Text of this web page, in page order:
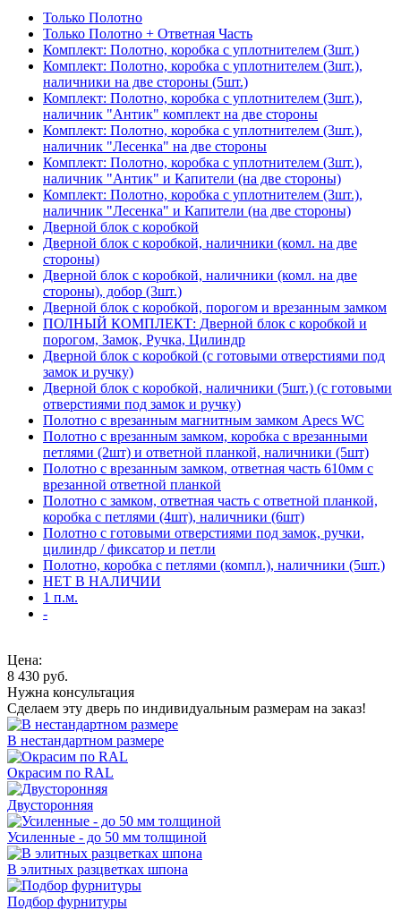
Только Полотно
Только Полотно + Ответная Часть
Комплект: Полотно, коробка с уплотнителем (3шт.)
Комплект: Полотно, коробка с уплотнителем (3шт.),
наличники на две стороны (5шт.)
Комплект: Полотно, коробка с уплотнителем (3шт.),
наличник "Антик" комплект на две стороны
Комплект: Полотно, коробка с уплотнителем (3шт.),
наличник "Лесенка" на две стороны
Комплект: Полотно, коробка с уплотнителем (3шт.),
наличник "Антик" и Капители (на две стороны)
Комплект: Полотно, коробка с уплотнителем (3шт.),
наличник "Лесенка" и Капители (на две стороны)
Дверной блок с коробкой
Дверной блок с коробкой, наличники (комл. на две
стороны)
Дверной блок с коробкой, наличники (комл. на две
стороны), добор (3шт.)
Дверной блок с коробкой, порогом и врезанным замком
ПОЛНЫЙ КОМПЛЕКТ: Дверной блок с коробкой и
порогом, Замок, Ручка, Цилиндр
Дверной блок с коробкой (с готовыми отверстиями под
замок и ручку)
Дверной блок с коробкой, наличники (5шт.) (с готовыми
отверстиями под замок и ручку)
Полотно с врезанным магнитным замком Apecs WC
Полотно с врезанным замком, коробка с врезанными
петлями (2шт) и ответной планкой, наличники (5шт)
Полотно с врезанным замком, ответная часть 610мм с
врезанной ответной планкой
Полотно с замком, ответная часть с ответной планкой,
коробка с петлями (4шт), наличники (6шт)
Полотно с готовыми отверстиями под замок, ручки,
цилиндр / фиксатор и петли
Полотно, коробка с петлями (компл.), наличники (5шт.)
НЕТ В НАЛИЧИИ
1 п.м.
-
Цена:
8 430 руб.
Нужна консультация
Сделаем эту дверь по индивидуальным размерам на заказ!
В нестандартном размере
Окрасим по RAL
Двусторонняя
Усиленные - до 50 мм толщиной
В элитных разцветках шпона
Подбор фурнитуры